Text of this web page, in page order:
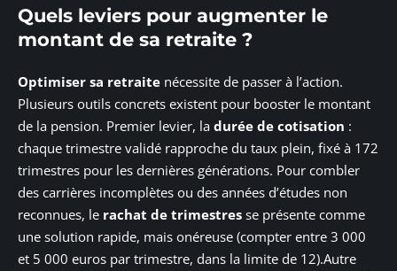
Quels leviers pour augmenter le
montant de sa retraite ?
Optimiser sa retraite nécessite de passer à l’action.
Plusieurs outils concrets existent pour booster le montant
de la pension. Premier levier, la durée de cotisation :
chaque trimestre validé rapproche du taux plein, fixé à 172
trimestres pour les dernières générations. Pour combler
des carrières incomplètes ou des années d’études non
reconnues, le rachat de trimestres se présente comme
une solution rapide, mais onéreuse (compter entre 3 000
et 5 000 euros par trimestre, dans la limite de 12).Autre